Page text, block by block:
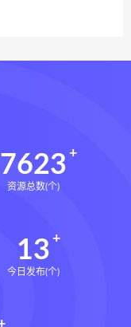
7623
资源总数(个)
13
今日发布(个)